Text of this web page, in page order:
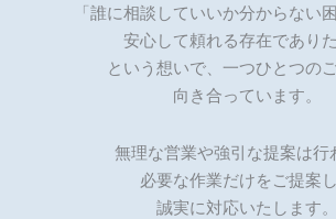
「誰に相談していいか分からない
安心して頼れる存在でありた
という想いで、一つひとつの
向き合っています。
無理な営業や強引な提案は行
必要な作業だけをご提案し
誠実に対応いたします。